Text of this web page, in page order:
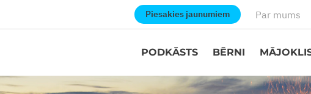
Piesakies jaunumiem Par mums
PODKĀSTS BĒRNI